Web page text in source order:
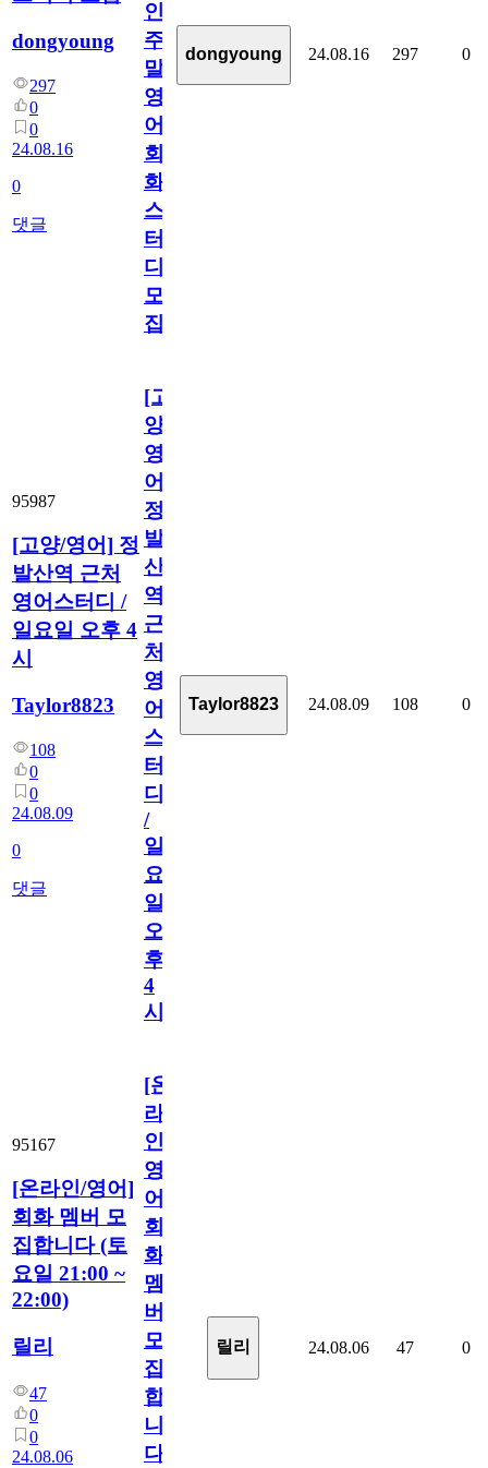
dongyoung
297
0
0
24.08.16
0
댓글
인
주
말
영
어
회
화
스
터
디
모
집
dongyoung 24.08.16 297 0
95987
[고양/영어] 정
발산역 근처
영어스터디 /
일요일 오후 4
시
Taylor8823
108
0
0
24.08.09
0
댓글
[고
양/
영
어]
정
발
산
역
근
처
영
어
스
터
디
/
일
요
일
오
후
4
시
Taylor8823 24.08.09 108 0
95167
[온라인/영어]
회화 멤버 모
집합니다 (토
요일 21:00 ~
22:00)
릴리
47
0
0
24.08.06
[온
라
인/
영
어]
회
화
멤
버
모
집
합
니
다
릴리 24.08.06 47 0